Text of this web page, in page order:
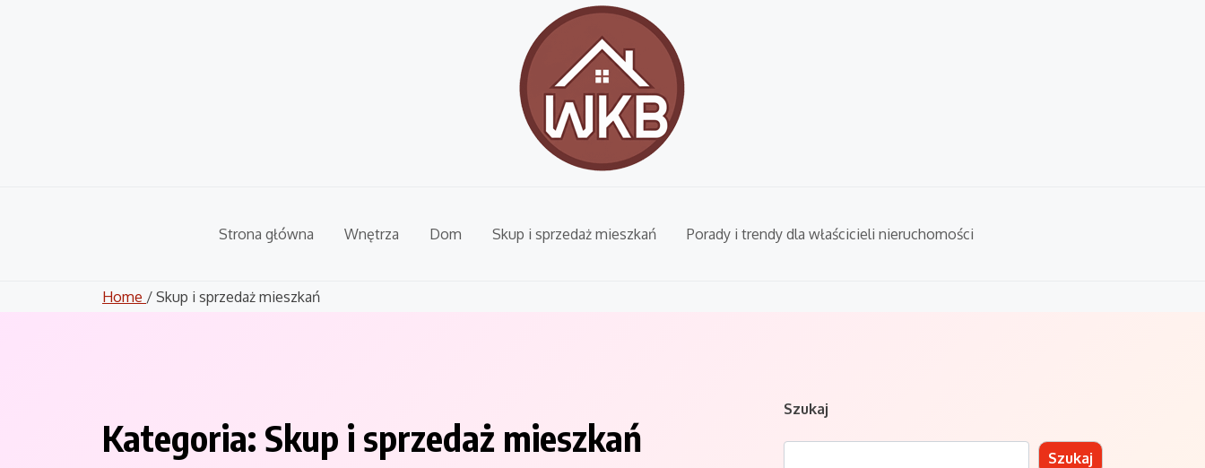
Strona główna Wnętrza Dom Skup i sprzedaż mieszkań Porady i trendy dla właścicieli nieruchomości
Home / Skup i sprzedaż mieszkań
Kategoria: Skup i sprzedaż mieszkań
Szukaj
Szukaj